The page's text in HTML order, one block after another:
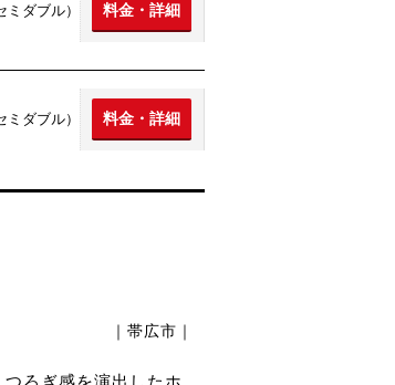
ダブル）
料金・詳細
ダブル）
料金・詳細
｜帯広市｜